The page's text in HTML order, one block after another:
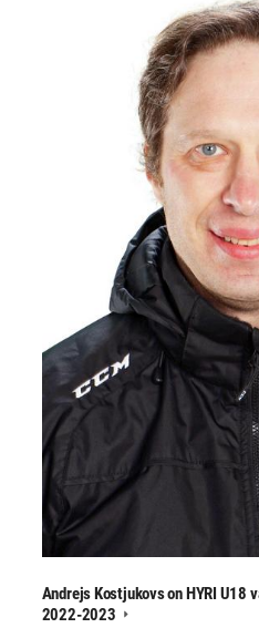
Andrejs Kostjukovs on HYRI U18
2022-2023